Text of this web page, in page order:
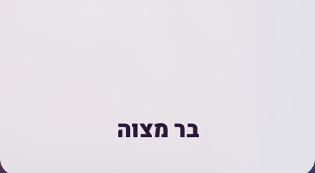
בר מצוה